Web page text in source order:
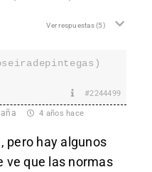
Ver respuestas(5)
#2244499
4 años hace
pero hay algunos
ve que las normas